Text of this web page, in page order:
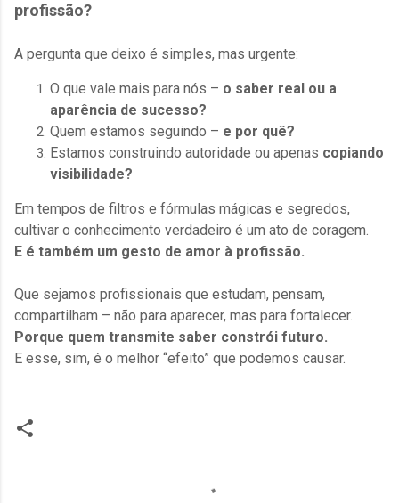
profissão?
A pergunta que deixo é simples, mas urgente:
O que vale mais para nós – o saber real ou a
aparência de sucesso?
Quem estamos seguindo – e por quê?
Estamos construindo autoridade ou apenas copiando
visibilidade?
Em tempos de filtros e fórmulas mágicas e segredos,
cultivar o conhecimento verdadeiro é um ato de coragem.
E é também um gesto de amor à profissão.
Que sejamos profissionais que estudam, pensam,
compartilham – não para aparecer, mas para fortalecer.
Porque quem transmite saber constrói futuro.
E esse, sim, é o melhor “efeito” que podemos causar.